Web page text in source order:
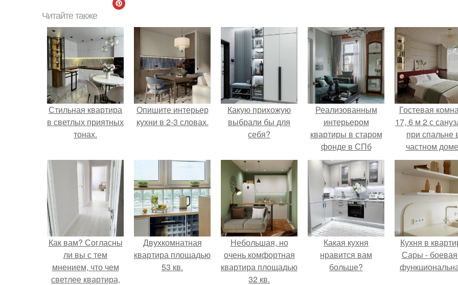
Читайте также
Стильная квартира
в светлых приятных
тонах.
Опишите интерьер
кухни в 2-3 словах.
Какую прихожую
выбрали бы для
себя?
Реализованным
интерьером
квартиры в старом
фонде в СПб
делимся.
Гостевая
17, 6 м 2 с
при спальне
частном
Как вам? Согласны
ли вы с тем
мнением, что чем
светлее квартира,
Двухкомнатная
квартира площадью
53 кв.
Небольшая, но
очень комфортная
квартира площадью
32 кв.
Какая кухня
нравится вам
больше?
Кухня в
Сары -